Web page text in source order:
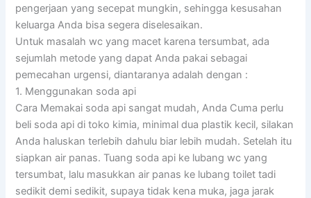
pengerjaan yang secepat mungkin, sehingga kesusahan
keluarga Anda bisa segera diselesaikan.
Untuk masalah wc yang macet karena tersumbat, ada
sejumlah metode yang dapat Anda pakai sebagai
pemecahan urgensi, diantaranya adalah dengan :
1. Menggunakan soda api
Cara Memakai soda api sangat mudah, Anda Cuma perlu
beli soda api di toko kimia, minimal dua plastik kecil, silakan
Anda haluskan terlebih dahulu biar lebih mudah. Setelah itu
siapkan air panas. Tuang soda api ke lubang wc yang
tersumbat, lalu masukkan air panas ke lubang toilet tadi
sedikit demi sedikit, supaya tidak kena muka, jaga jarak